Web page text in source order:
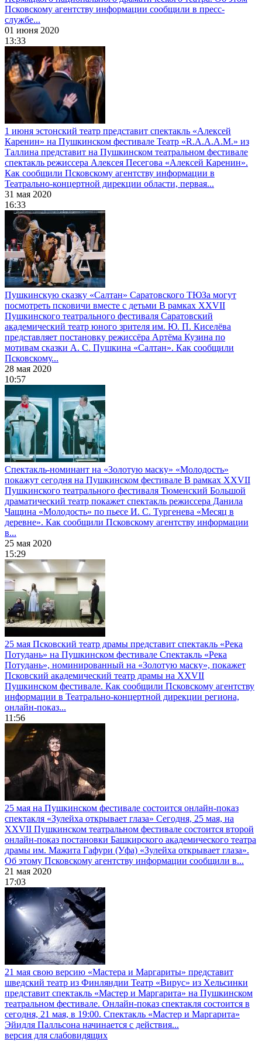
Псковскому агентству информации сообщили в пресс-
службе...
01 июня 2020
13:33
1 июня эстонский театр представит спектакль «Алексей
Каренин» на Пушкинском фестивале Театр «R.A.A.A.M.» из
Таллина представит на Пушкинском театральном фестивале
спектакль режиссера Алексея Песегова «Алексей Каренин».
Как сообщили Псковскому агентству информации в
Театрально-концертной дирекции области, первая...
31 мая 2020
16:33
Пушкинскую сказку «Салтан» Саратовского ТЮЗа могут
посмотреть псковичи вместе с детьми В рамках XXVII
Пушкинского театрального фестиваля Саратовский
академический театр юного зрителя им. Ю. П. Киселёва
представляет постановку режиссёра Артёма Кузина по
мотивам сказки А. С. Пушкина «Салтан». Как сообщили
Псковскому...
28 мая 2020
10:57
Спектакль-номинант на «Золотую маску» «Молодость»
покажут сегодня на Пушкинском фестивале В рамках XXVII
Пушкинского театрального фестиваля Тюменский Большой
драматический театр покажет спектакль режиссера Данила
Чащина «Молодость» по пьесе И. С. Тургенева «Месяц в
деревне». Как сообщили Псковскому агентству информации
в...
25 мая 2020
15:29
25 мая Псковский театр драмы представит спектакль «Река
Потудань» на Пушкинском фестивале Спектакль «Река
Потудань», номинированный на «Золотую маску», покажет
Псковский академический театр драмы на XXVII
Пушкинском фестивале. Как сообщили Псковскому агентству
информации в Театрально-концертной дирекции региона,
онлайн-показ...
11:56
25 мая на Пушкинском фестивале состоится онлайн-показ
спектакля «Зулейха открывает глаза» Сегодня, 25 мая, на
XXVII Пушкинском театральном фестивале состоится второй
онлайн-показ постановки Башкирского академического театра
драмы им. Мажита Гафури (Уфа) «Зулейха открывает глаза».
Об этому Псковскому агентству информации сообщили в...
21 мая 2020
17:03
21 мая свою версию «Мастера и Маргариты» представит
шведский театр из Финляндии Театр «Вирус» из Хельсинки
представит спектакль «Мастер и Маргарита» на Пушкинском
театральном фестивале. Онлайн-показ спектакля состоится в
сегодня, 21 мая, в 19:00. Спектакль «Мастер и Маргарита»
Эйидля Палльсона начинается с действия...
версия для слабовидящих